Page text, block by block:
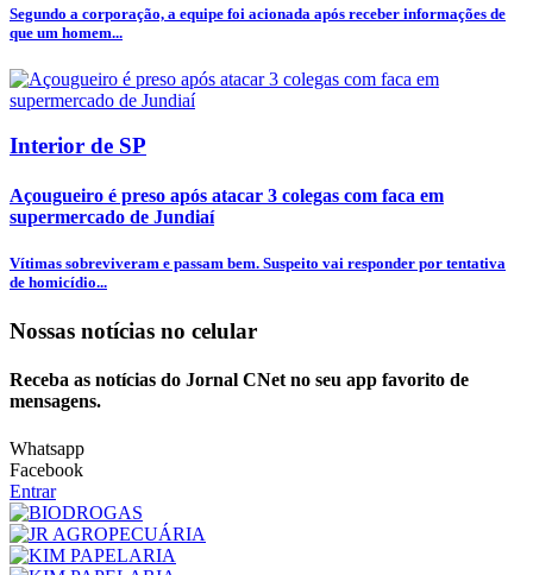
Segundo a corporação, a equipe foi acionada após receber informações de
que um homem...
Interior de SP
Açougueiro é preso após atacar 3 colegas com faca em
supermercado de Jundiaí
Vítimas sobreviveram e passam bem. Suspeito vai responder por tentativa
de homicídio...
Nossas notícias no celular
Receba as notícias do Jornal CNet no seu app favorito de
mensagens.
Whatsapp
Facebook
Entrar